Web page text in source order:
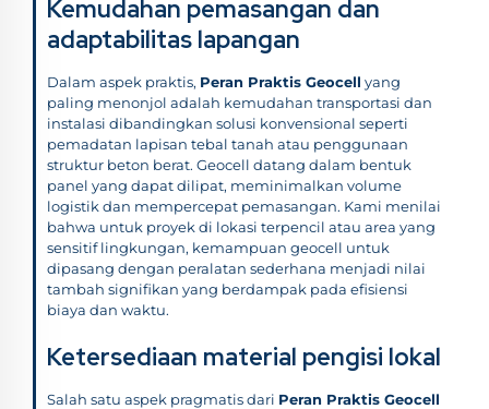
Kemudahan pemasangan dan
adaptabilitas lapangan
Dalam aspek praktis, Peran Praktis Geocell yang
paling menonjol adalah kemudahan transportasi dan
instalasi dibandingkan solusi konvensional seperti
pemadatan lapisan tebal tanah atau penggunaan
struktur beton berat. Geocell datang dalam bentuk
panel yang dapat dilipat, meminimalkan volume
logistik dan mempercepat pemasangan. Kami menilai
bahwa untuk proyek di lokasi terpencil atau area yang
sensitif lingkungan, kemampuan geocell untuk
dipasang dengan peralatan sederhana menjadi nilai
tambah signifikan yang berdampak pada efisiensi
biaya dan waktu.
Ketersediaan material pengisi lokal
Salah satu aspek pragmatis dari Peran Praktis Geocell